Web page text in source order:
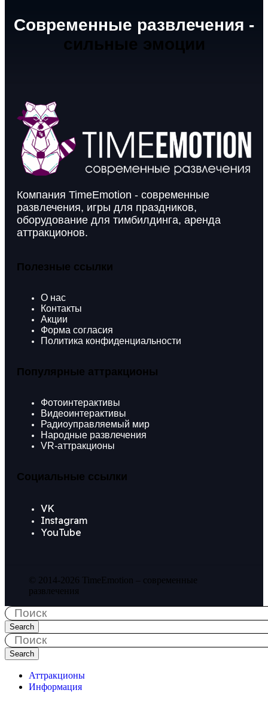
Современные развлечения -
сильные эмоции
Компания TimeEmotion - современные
развлечения, игры для праздников,
оборудование для тимбилдинга, аренда
аттракционов.
Полезные ссылки
О нас
Контакты
Акции
Форма согласия
Политика конфиденциальности
Популярные аттракционы
Фотоинтерактивы
Видеоинтерактивы
Радиоуправляемый мир
Народные развлечения
VR-аттракционы
Социальные ссылки
VK
Instagram
YouTube
© 2014-2026 TimeEmotion – современные
развлечения
Search
Search
Аттракционы
Информация